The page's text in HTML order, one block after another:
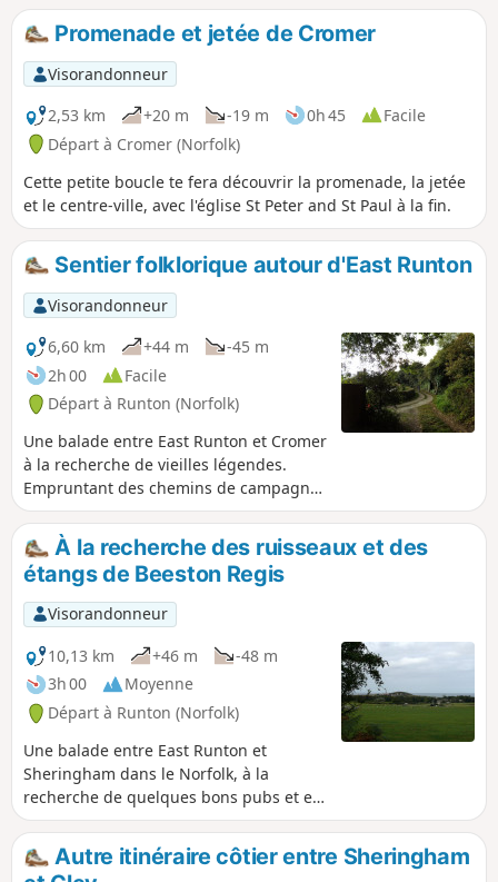
tout en admirant les superbes églises
de Northrepps et Southrepps et en
écoutant les histoires locales sur les
complots allemands pendant la guerre !
Promenade et jetée de Cromer
Visorandonneur
2,53 km
+20 m -19 m 0h 45
Facile
Départ à Cromer (Norfolk)
Cette petite boucle te fera découvrir la promenade, la jetée
et le centre-ville, avec l'église St Peter and St Paul à la fin.
Sentier folklorique autour d'East Runton
Visorandonneur
6,60 km
+44 m
-45 m
2h 00
Facile
Départ à Runton (Norfolk)
Une balade entre East Runton et Cromer
à la recherche de vieilles légendes.
Empruntant des chemins de campagne
et des sentiers, ce circuit en boucle fait
le tour d'East Runton pour visiter
différents lieux liés à l'histoire et au
folklore de Runtons. Woodhill House est
l'endroit où un squelette non identifié a
été découvert lors de travaux
d'élargissement de la route. Thains Lane
abrite l'ancienne forge du village. Le
vieux moulin à vent sert de décor à
l'apparition de lumières fantomatiques
qui traversent un bosquet. Avec une
pause dans un pub à Cromer et un
retour par le nouveau tracé du Norfolk
Coast Path, cette balade est parfaite
pour une petite sortie en soirée
d'automne.
À la recherche des ruisseaux et des
étangs de Beeston Regis
Visorandonneur
10,13 km
+46 m
-48 m
3h 00
Moyenne
Départ à Runton (Norfolk)
Une balade entre East Runton et
Sheringham dans le Norfolk, à la
recherche de quelques bons pubs et en
suivant Beeston Beck à travers Beeston
Common. Ce sentier pittoresque suit le
pied de la colline d'Inkleborough
Autre itinéraire côtier entre Sheringham